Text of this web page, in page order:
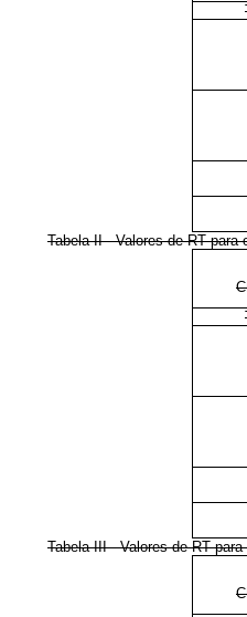
Tabela II - Valores de RT para
Tabela III - Valores de RT